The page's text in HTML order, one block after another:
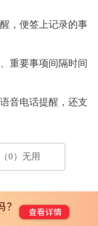
，便签上记录的事
重要事项间隔时间
音电话提醒，还支
（0）无用